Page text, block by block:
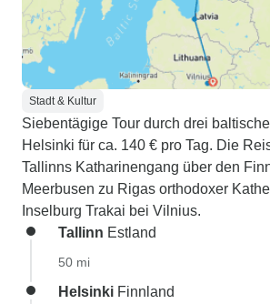
Stadt & Kultur
Siebentägige Tour durch drei
Helsinki für ca. 140 € pro Tag. Die
Tallinns Katharinengang über den
Meerbusen zu Rigas orthodoxer
Inselburg Trakai bei Vilnius.
Tallinn Estland
50 mi
Helsinki Finnland